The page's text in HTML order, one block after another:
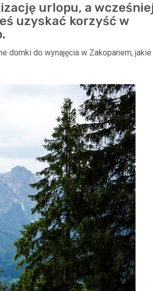
urlopu, a
uzyskać korzyść w
domki do wynajęcia w Zakopanem, jakie